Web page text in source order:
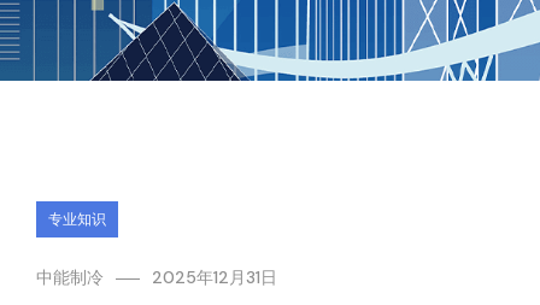
专业知识
中能制冷 2025年12月31日